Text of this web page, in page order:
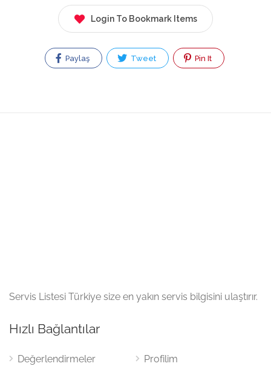
Login To Bookmark Items
Paylaş Tweet Pin It
Servis Listesi Türkiye size en yakın servis bilgisini ulaştırır.
Hızlı Bağlantılar
Değerlendirmeler
Profilim